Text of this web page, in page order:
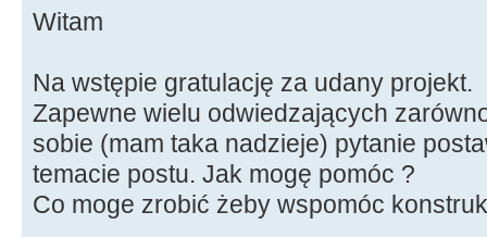
Witam
Na wstępie gratulację za udany projekt.
Zapewne wielu odwiedzających
sobie (mam taka nadzieje) pytanie
temacie postu. Jak mogę pomóc ?
Co moge zrobić żeby wspomóc